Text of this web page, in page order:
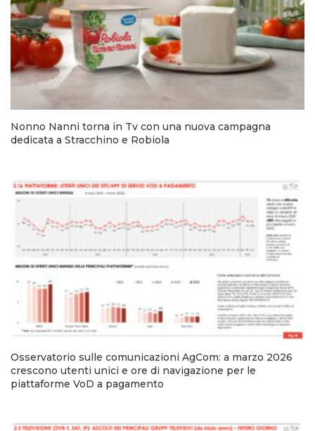
CASE HISTORY
OPINIONI
Nonno Nanni torna in Tv con una nuova campagna
dedicata a Stracchino e Robiola
Osservatorio sulle comunicazioni AgCom: a marzo 2026
crescono utenti unici e ore di navigazione per le
piattaforme VoD a pagamento